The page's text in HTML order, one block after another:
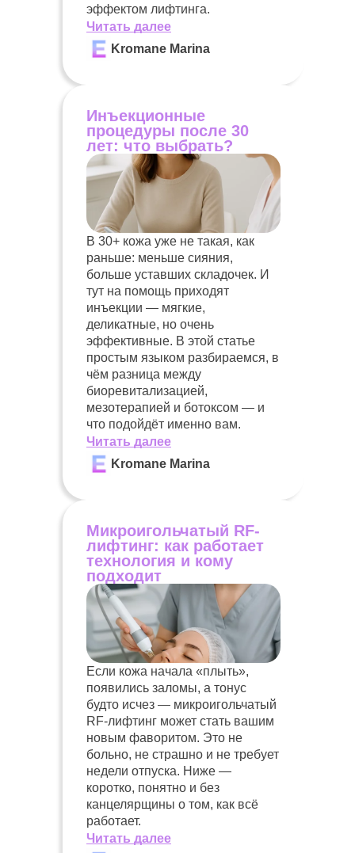
эффектом лифтинга.
Читать далее
Kromane Marina
Инъекционные
процедуры после 30
лет: что выбрать?
В 30+ кожа уже не такая, как
раньше: меньше сияния,
больше уставших складочек. И
тут на помощь приходят
инъекции — мягкие,
деликатные, но очень
эффективные. В этой статье
простым языком разбираемся, в
чём разница между
биоревитализацией,
мезотерапией и ботоксом — и
что подойдёт именно вам.
Читать далее
Kromane Marina
Микроигольчатый RF-
лифтинг: как работает
технология и кому
подходит
Если кожа начала «плыть»,
появились заломы, а тонус
будто исчез — микроигольчатый
RF-лифтинг может стать вашим
новым фаворитом. Это не
больно, не страшно и не требует
недели отпуска. Ниже —
коротко, понятно и без
канцелярщины о том, как всё
работает.
Читать далее